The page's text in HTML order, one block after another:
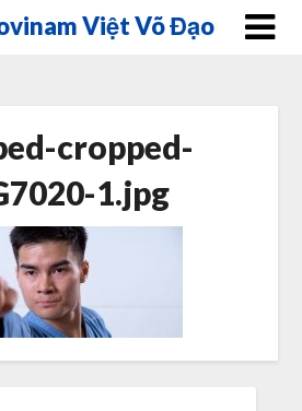
Việt Võ Đạo
cropped-
1.jpg